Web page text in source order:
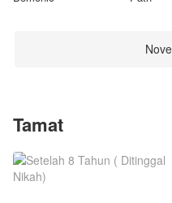
Tamat